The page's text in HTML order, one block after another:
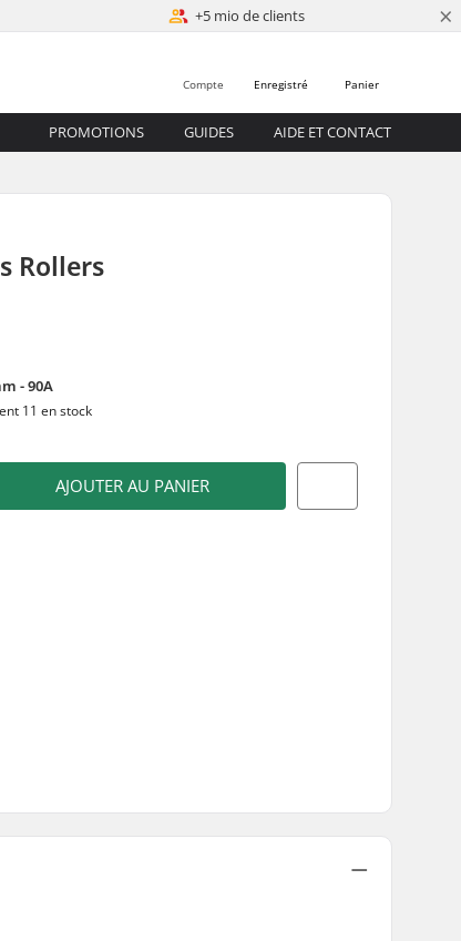
+5 mio de clients ×
Panier
Enregistré
Compte
PROMOTIONS GUIDES AIDE ET CONTACT
Rollers
- 90A
11 en stock
AJOUTER AU PANIER